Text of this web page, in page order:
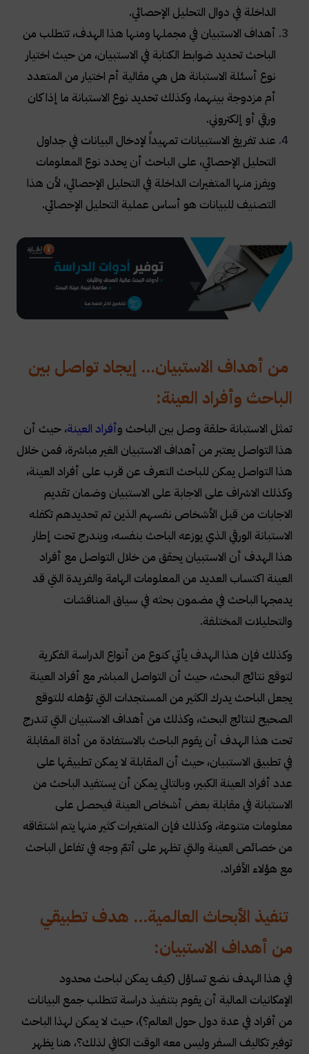
الداخلة في دوال التحليل الإحصائي.
أهداف الاستبيان في مجملها ومنها هذا الهدف، تتطلب من
الباحث تحديد ضوابط الكتابة في الاستبيان، من حيث اختيار
نوع أسئلة الاستبانة هل هي مقالية أم اختيار من المتعدد
أم مزدوجة بينهما، وكذلك تحديد نوع الاستبانة ما إذا كان
ورقي أو إلكتروني.
عند تفريغ الاستبيانات تمهيداً لإدخال البيانات في جداول
التحليل الإحصائي، على الباحث أن يحدد نوع المعلومات
ويفرز منها المتغيرات الداخلة في التحليل الإحصائي، لأن هذا
التصنيف للبيانات هو أساس عملية التحليل الإحصائي.
من أهداف الاستبيان... إيجاد تواصل بين
الباحث وأفراد العينة:
تمثل الاستبانة حلقة وصل بين الباحث وأفراد العينة، حيث أن
هذا التواصل يعتبر من أهداف الاستبيان الغير مباشرة، فمن خلال
هذا التواصل يمكن للباحث التعرف عن قرب على أفراد العينة،
وكذلك الاشراف على الاجابة على الاستبيان وضمان تقديم
الاجابات من قبل الأشخاص نفسهم الذين تم تحديدهم تكفله
الاستبانة الورقي الذي يوزعه الباحث بنفسه، ويندرج تحت إطار
هذا الهدف أن الاستبيان يحقق من خلال التواصل مع أفراد
العينة اكتساب العديد من المعلومات الهامة والفريدة التي قد
يدمجها الباحث في مضمون بحثه في سياق المناقشات
والتحليلات المختلفة.
وكذلك فإن هذا الهدف يأتي كنوع من أنواع الدراسة الفكرية
لتوقع نتائج البحث، حيث أن التواصل المباشر مع أفراد العينة
يجعل الباحث يدرك الكثير من المستجدات التي تؤهله للتوقع
الصحيح لنتائج البحث، وكذلك من أهداف الاستبيان التي تندرج
تحت هذا الهدف أن يقوم الباحث بالاستفادة من أداة المقابلة
في تطبيق الاستبيان، حيث أن المقابلة لا يمكن تطبيقها على
عدد أفراد العينة الكبير، وبالتالي يمكن أن يستفيد الباحث من
الاستبانة في مقابلة بعض أشخاص العينة فيحصل على
معلومات متنوعة، وكذلك فإن المتغيرات كثير منها يتم اشتقاقه
من خصائص العينة والتي تظهر على أتمّ وجه في تفاعل الباحث
مع هؤلاء الأفراد.
تنفيذ الأبحاث العالمية... هدف تطبيقي
من أهداف الاستبيان:
في هذا الهدف نضع تساؤل (كيف يمكن لباحث محدود
الإمكانيات المالية أن يقوم بتنفيذ دراسة تتطلب جمع البيانات
من أفراد في عدة دول حول العالم؟)، حيث لا يمكن لهذا الباحث
توفير تكاليف السفر وليس معه الوقت الكافي لذلك؟، هنا يظهر